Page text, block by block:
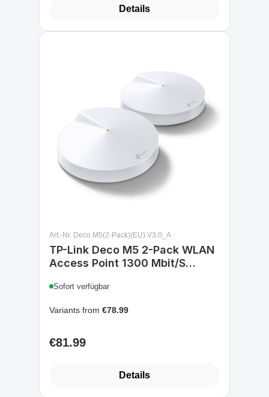
Details
Art.-Nr. Deco M5(2-Pack)(EU) V3.0_A
TP-Link Deco M5 2-Pack WLAN
Access Point 1300 Mbit/S
Sofort verfügbar
Variants from €78.99
Regular price:
€81.99
Details